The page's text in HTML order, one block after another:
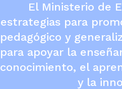
El Ministerio de
estrategias para
pedagógico y
para apoyar la
conocimiento, el
y la